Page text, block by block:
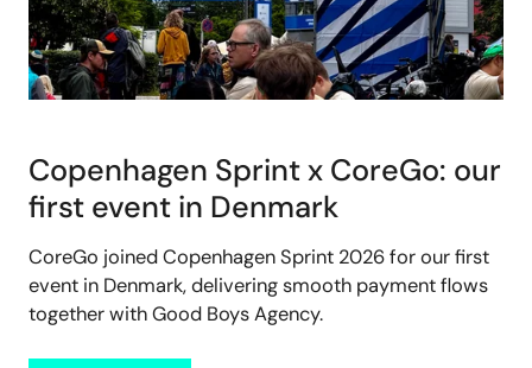
Copenhagen Sprint x CoreGo: our
first event in Denmark
CoreGo joined Copenhagen Sprint 2026 for our first
event in Denmark, delivering smooth payment flows
together with Good Boys Agency.